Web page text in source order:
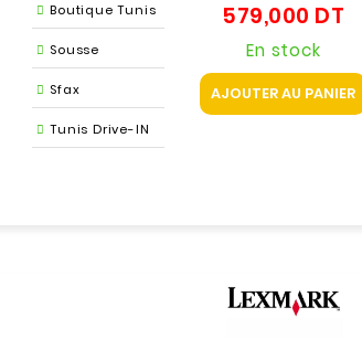
Boutique Tunis
Sousse
Sfax
Tunis Drive-IN
579,000 DT
En stock
AJOUTER AU PANIER